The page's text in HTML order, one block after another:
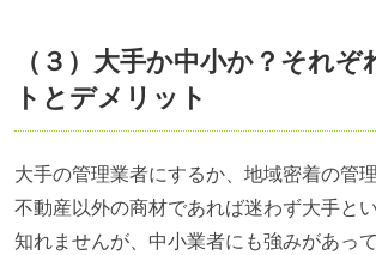
（３）大手か中小か？それぞ
トとデメリット
大手の管理業者にするか、地域密着の管
不動産以外の商材であれば迷わず大手と
知れませんが、中小業者にも強みがあっ